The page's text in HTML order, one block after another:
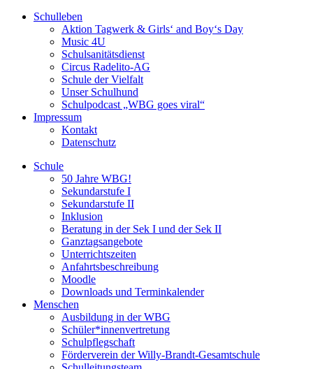
Schulleben
Aktion Tagwerk & Girls‘ and Boy‘s Day
Music 4U
Schulsanitätsdienst
Circus Radelito-AG
Schule der Vielfalt
Unser Schulhund
Schulpodcast „WBG goes viral“
Impressum
Kontakt
Datenschutz
Schule
50 Jahre WBG!
Sekundarstufe I
Sekundarstufe II
Inklusion
Beratung in der Sek I und der Sek II
Ganztagsangebote
Unterrichtszeiten
Anfahrtsbeschreibung
Moodle
Downloads und Terminkalender
Menschen
Ausbildung in der WBG
Schüler*innenvertretung
Schulpflegschaft
Förderverein der Willy-Brandt-Gesamtschule